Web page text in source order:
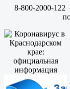
8-800-2000-122